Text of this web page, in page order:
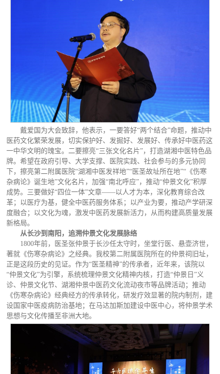
戴爱国为大会致辞，他表示，一要答好“两个结合”命题，推动中
医药文化繁荣发展，切实保护好、发掘好、发展好、传承好中医药这
一中华文明的瑰宝。二要擦亮“三张文化名片”，打造湖湘中医特色品
牌。希望在政府引导、大学支撑、医院实践、社会参与的多元协同
下，擦亮第二附属医院“湖湘中医发祥地”“医圣故址所在地”“《伤寒
杂病论》诞生地”文化名片，加强“南北呼应”，推动“仲景文化”积厚
成势。三要做好“四位一体”文章——以人才为本，深化教育综合改
革；以医疗为基，健全中医药服务体系；以产业为要，推动产学研深
度融合；以文化为魂，激发中医药发展新活力，从而构建高质量发展
新格局。
从长沙到南阳，追溯仲景文化发展脉络
1800年前，医圣张仲景于长沙任太守时，坐堂行医、悬壶济世，
著就《伤寒杂病论》之经典。我校第二附属医院所在的仲景祠旧址，
正是这段历史的见证。作为“医圣精神”的传承者，近年来，该院以
“仲景文化”为引擎，系统梳理仲景文化精神内核，打造“仲景日”义
诊、仲景文化节、湖湘仲景中医药文化流动夜市等品牌活动；推动
《伤寒杂病论》经典经方的传承转化，研发疗效显著的院内制剂，建
设国家中医疫病防治基地；在马达加斯加建设中医中心，将仲景学术
思想与文化传播至非洲大地。